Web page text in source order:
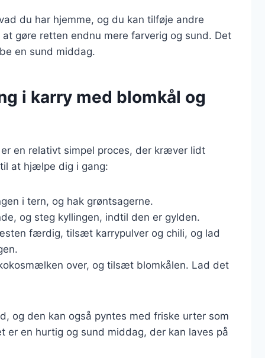
du har hjemme, og du kan tilføje andre
gøre retten endnu mere farverig og sund. Det
en sund middag.
i karry med blomkål og
en relativt simpel proces, der kræver lidt
at hjælpe dig i gang:
i tern, og hak grøntsagerne.
og steg kyllingen, indtil den er gylden.
færdig, tilsæt karrypulver og chili, og lad
over, og tilsæt blomkålen. Lad det
og den kan også pyntes med friske urter som
er en hurtig og sund middag, der kan laves på